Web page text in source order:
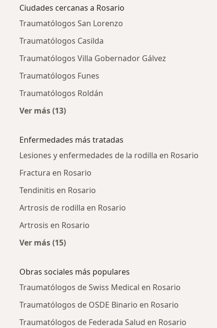
Ciudades cercanas a Rosario
Traumatólogos San Lorenzo
Traumatólogos Casilda
Traumatólogos Villa Gobernador Gálvez
Traumatólogos Funes
Traumatólogos Roldán
Ver más (13)
Enfermedades más tratadas
Lesiones y enfermedades de la rodilla en Rosario
Fractura en Rosario
Tendinitis en Rosario
Artrosis de rodilla en Rosario
Artrosis en Rosario
Ver más (15)
Obras sociales más populares
Traumatólogos de Swiss Medical en Rosario
Traumatólogos de OSDE Binario en Rosario
Traumatólogos de Federada Salud en Rosario